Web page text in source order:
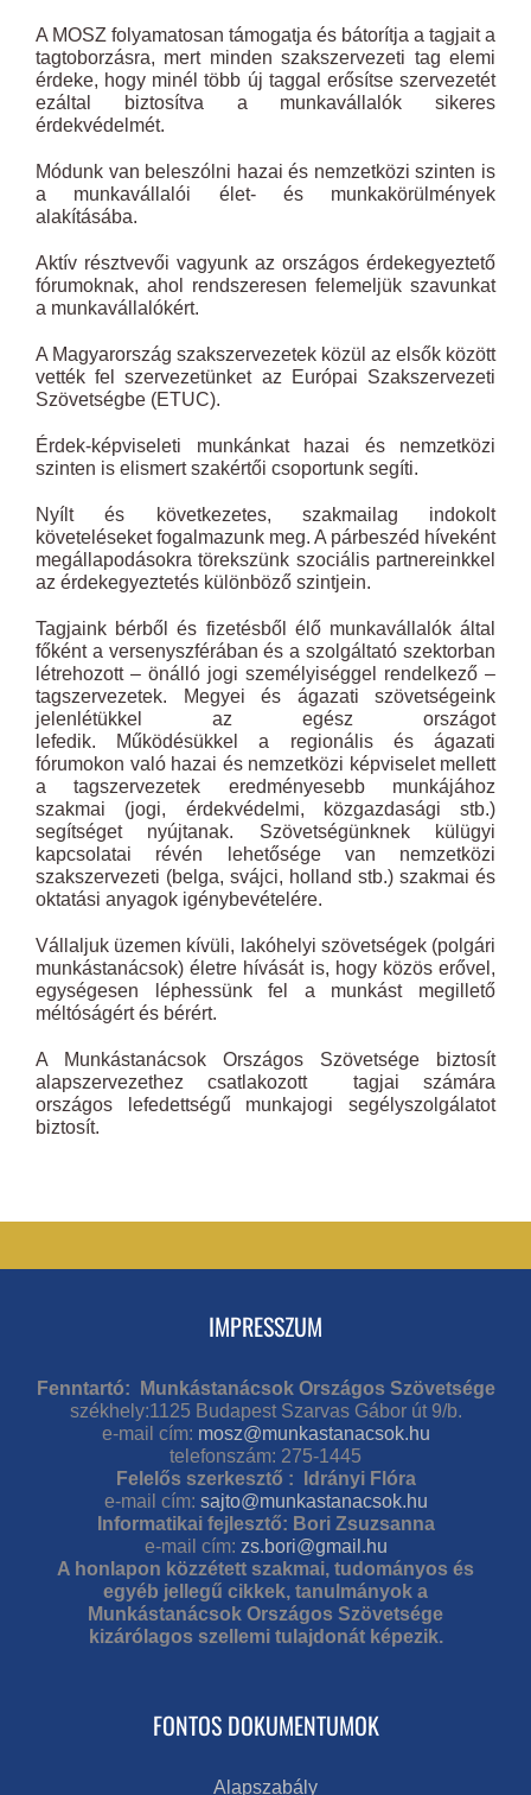
A MOSZ folyamatosan támogatja és bátorítja a tagjait a
tagtoborzásra, mert minden szakszervezeti tag elemi
érdeke, hogy minél több új taggal erősítse szervezetét
ezáltal biztosítva a munkavállalók sikeres
érdekvédelmét.
Módunk van beleszólni hazai és nemzetközi szinten is
a munkavállalói élet- és munkakörülmények
alakításába.
Aktív résztvevői vagyunk az országos érdekegyeztető
fórumoknak, ahol rendszeresen felemeljük szavunkat
a munkavállalókért.
A Magyarország szakszervezetek közül az elsők között
vették fel szervezetünket az Európai Szakszervezeti
Szövetségbe (ETUC).
Érdek-képviseleti munkánkat hazai és nemzetközi
szinten is elismert szakértői csoportunk segíti.
Nyílt és következetes, szakmailag indokolt
követeléseket fogalmazunk meg. A párbeszéd híveként
megállapodásokra törekszünk szociális partnereinkkel
az érdekegyeztetés különböző szintjein.
Tagjaink bérből és fizetésből élő munkavállalók által
főként a versenyszférában és a szolgáltató szektorban
létrehozott – önálló jogi személyiséggel rendelkező –
tagszervezetek. Megyei és ágazati szövetségeink
jelenlétükkel az egész országot
lefedik. Működésükkel a regionális és ágazati
fórumokon való hazai és nemzetközi képviselet mellett
a tagszervezetek eredményesebb munkájához
szakmai (jogi, érdekvédelmi, közgazdasági stb.)
segítséget nyújtanak. Szövetségünknek külügyi
kapcsolatai révén lehetősége van nemzetközi
szakszervezeti (belga, svájci, holland stb.) szakmai és
oktatási anyagok igénybevételére.
Vállaljuk üzemen kívüli, lakóhelyi szövetségek (polgári
munkástanácsok) életre hívását is, hogy közös erővel,
egységesen léphessünk fel a munkást megillető
méltóságért és bérért.
A Munkástanácsok Országos Szövetsége biztosít
alapszervezethez csatlakozott tagjai számára
országos lefedettségű munkajogi segélyszolgálatot
biztosít.
IMPRESSZUM
Fenntartó: Munkástanácsok Országos Szövetsége
székhely:1125 Budapest Szarvas Gábor út 9/b.
e-mail cím: mosz@munkastanacsok.hu
telefonszám: 275-1445
Felelős szerkesztő : Idrányi Flóra
e-mail cím: sajto@munkastanacsok.hu
Informatikai fejlesztő: Bori Zsuzsanna
e-mail cím: zs.bori@gmail.hu
A honlapon közzétett szakmai, tudományos és
egyéb jellegű cikkek, tanulmányok a
Munkástanácsok Országos Szövetsége
kizárólagos szellemi tulajdonát képezik.
FONTOS DOKUMENTUMOK
Alapszabály